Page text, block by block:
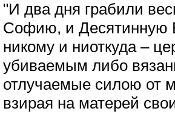
"И два дня грабили
Софию, и Десятинную
никому и ниоткуда –
убиваемым либо
отлучаемые силою от
взирая на матерей